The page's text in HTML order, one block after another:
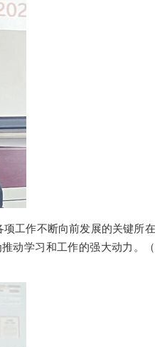
工作不断向前发展的关键所
动学习和工作的强大动力 。（